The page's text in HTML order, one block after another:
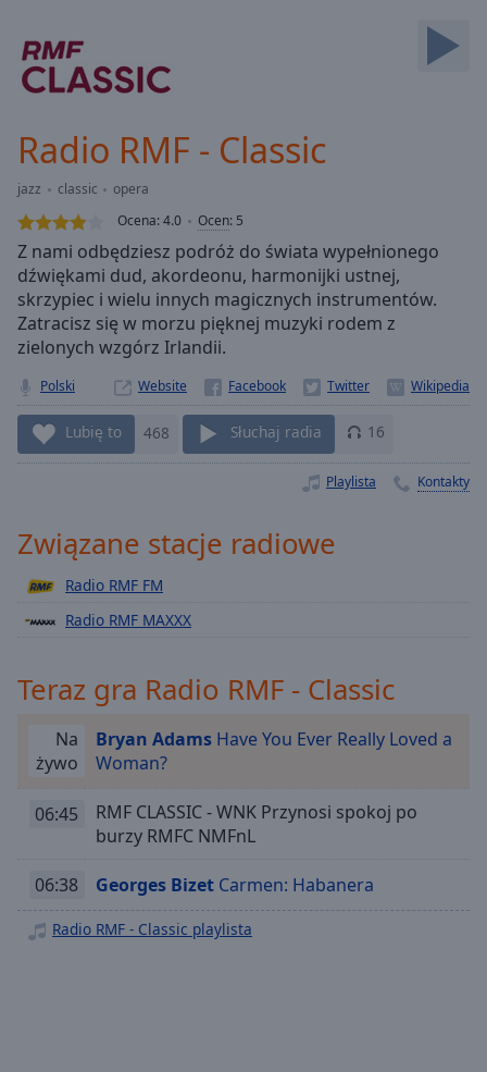
Skip
Forward
Mute
Loaded:
0.00%
Stream
TypeLIVE
Seek to
currently
behind
Remaining
Time-
descriptions
selected
subtitles
settings,
subtitles
settings
dialog
Radio RMF - Classic
jazz classic
opera
Ocena:4.0 Ocen: 5
Z nami odbędziesz podróż do świata wypełnionego
dźwiękami dud, akordeonu, harmonijki ustnej,
skrzypiec i wielu innych magicznych instrumentów.
Zatracisz się w morzu pięknej muzyki rodem z
zielonych wzgórz Irlandii.
Polski Website
Lubię to 468 Słuchaj radia 16
Playlista Kontakty
Związane stacje radiowe
Radio RMF FM
Radio RMF MAXXX
Teraz gra Radio RMF - Classic
Na
żywo
Bryan Adams Have You Ever Really Loved a
Woman?
06:45
RMF CLASSIC - WNK Przynosi spokoj po
burzy RMFC NMFnL
06:38 Georges Bizet Carmen: Habanera
Radio RMF - Classic playlista